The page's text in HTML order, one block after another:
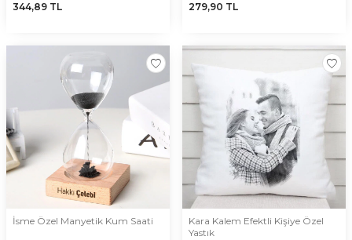
344,89 TL 279,90 TL
İsme Özel Manyetik Kum Saati
Kara Kalem Efektli Kişiye Özel
Yastık